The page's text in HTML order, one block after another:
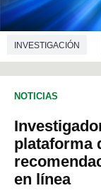
INVESTIGACIÓN
NOTICIAS
plataforma
en línea